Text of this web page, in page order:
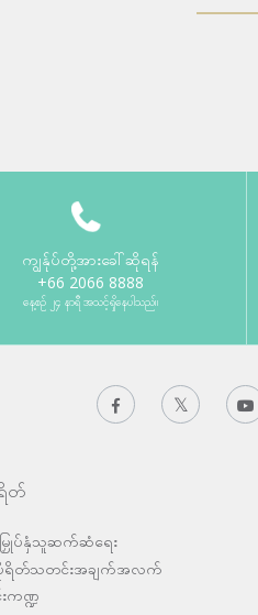
ကျွန်ုပ်တို့အားခေါ်ဆိုရန်
+66 2066 8888
နေ့စဉ် ၂၄ နာရီ အသင့်ရှိနေပါသည်။
တ်
မြှုပ်နှံသူဆက်ဆံရေး
ရိတ်သတင်းအချက်အလက်
ကဏ္ဍ